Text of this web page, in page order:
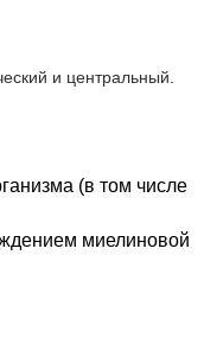
и центральный.
(в том числе
миелиновой